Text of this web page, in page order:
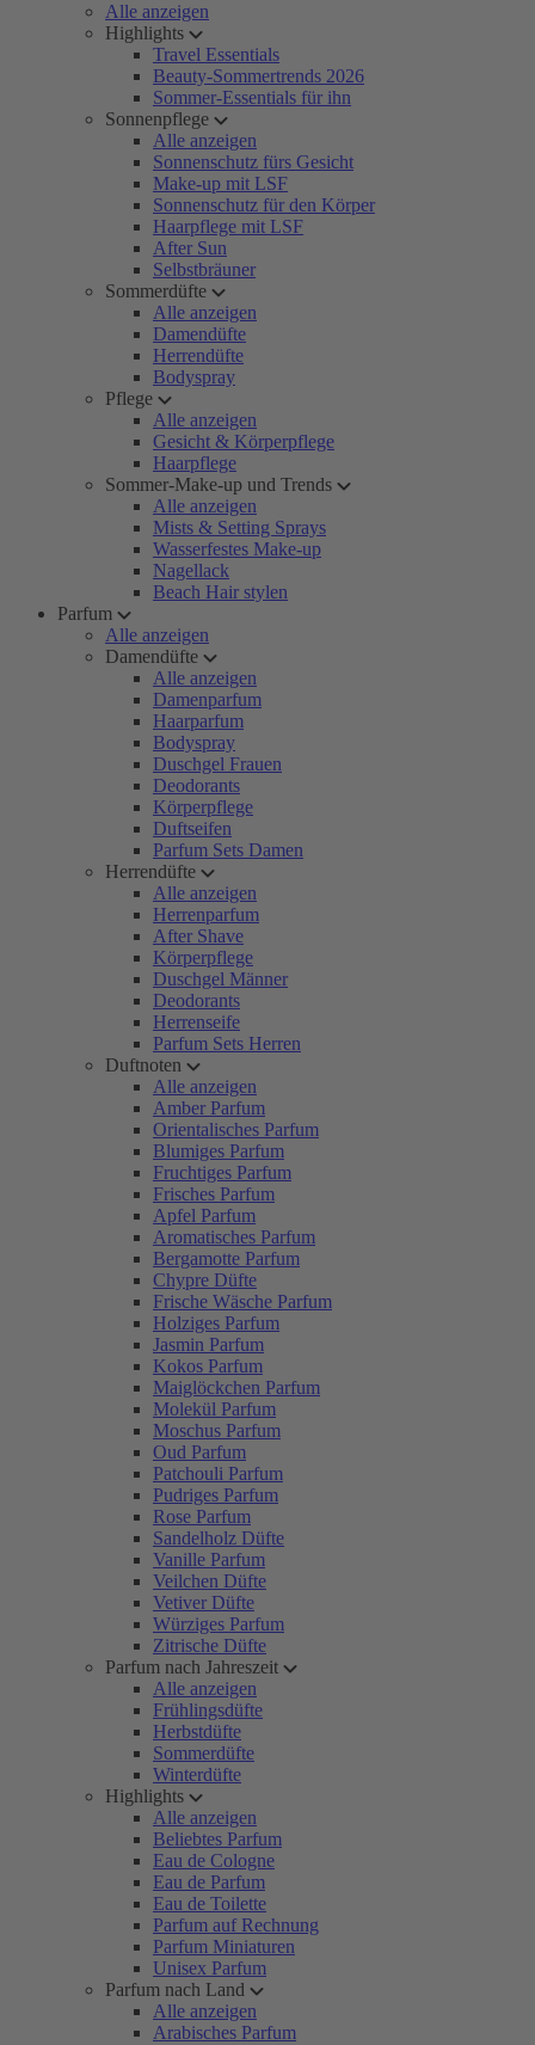
Alle anzeigen
Highlights
Travel Essentials
Beauty-Sommertrends 2026
Sommer-Essentials für ihn
Sonnenpflege
Alle anzeigen
Sonnenschutz fürs Gesicht
Make-up mit LSF
Sonnenschutz für den Körper
Haarpflege mit LSF
After Sun
Selbstbräuner
Sommerdüfte
Alle anzeigen
Damendüfte
Herrendüfte
Bodyspray
Pflege
Alle anzeigen
Gesicht & Körperpflege
Haarpflege
Sommer-Make-up und Trends
Alle anzeigen
Mists & Setting Sprays
Wasserfestes Make-up
Nagellack
Beach Hair stylen
Parfum
Alle anzeigen
Damendüfte
Alle anzeigen
Damenparfum
Haarparfum
Bodyspray
Duschgel Frauen
Deodorants
Körperpflege
Duftseifen
Parfum Sets Damen
Herrendüfte
Alle anzeigen
Herrenparfum
After Shave
Körperpflege
Duschgel Männer
Deodorants
Herrenseife
Parfum Sets Herren
Duftnoten
Alle anzeigen
Amber Parfum
Orientalisches Parfum
Blumiges Parfum
Fruchtiges Parfum
Frisches Parfum
Apfel Parfum
Aromatisches Parfum
Bergamotte Parfum
Chypre Düfte
Frische Wäsche Parfum
Holziges Parfum
Jasmin Parfum
Kokos Parfum
Maiglöckchen Parfum
Molekül Parfum
Moschus Parfum
Oud Parfum
Patchouli Parfum
Pudriges Parfum
Rose Parfum
Sandelholz Düfte
Vanille Parfum
Veilchen Düfte
Vetiver Düfte
Würziges Parfum
Zitrische Düfte
Parfum nach Jahreszeit
Alle anzeigen
Frühlingsdüfte
Herbstdüfte
Sommerdüfte
Winterdüfte
Highlights
Alle anzeigen
Beliebtes Parfum
Eau de Cologne
Eau de Parfum
Eau de Toilette
Parfum auf Rechnung
Parfum Miniaturen
Unisex Parfum
Parfum nach Land
Alle anzeigen
Arabisches Parfum